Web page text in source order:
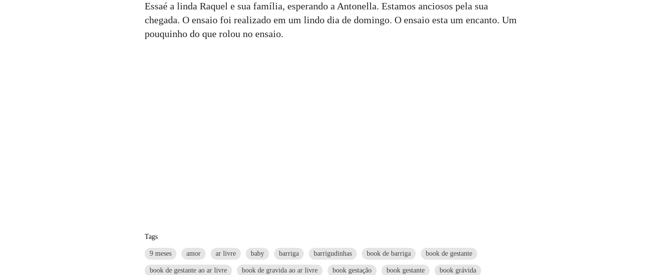
Essaé a linda Raquel e sua família, esperando a Antonella. Estamos anciosos pela sua
chegada. O ensaio foi realizado em um lindo dia de domingo. O ensaio esta um encanto. Um
pouquinho do que rolou no ensaio.
Tags
9 meses amor ar livre baby barriga barrigudinhas book de barriga book de gestante
book de gestante ao ar livre book de gravida ao ar livre book gestação book gestante book grávida